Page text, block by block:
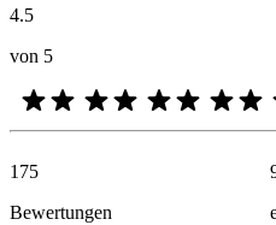
4.5
von 5
175
Bewertungen